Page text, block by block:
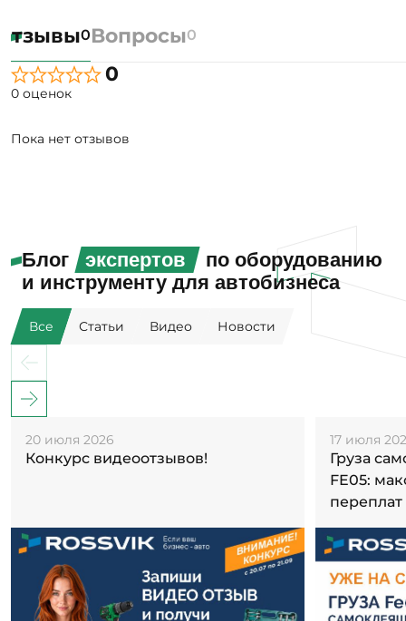
0Вопросы0
0
0 оценок
Пока нет отзывов
Блог экспертов
по оборудованию
и инструменту для автобизнеса
Все Статьи Видео Новости
20 июля 2026
Конкурс видеоотзывов!
17 июля
Груза
FE05:
переплат